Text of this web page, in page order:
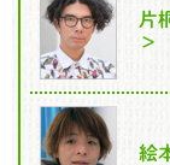
片
＞
絵